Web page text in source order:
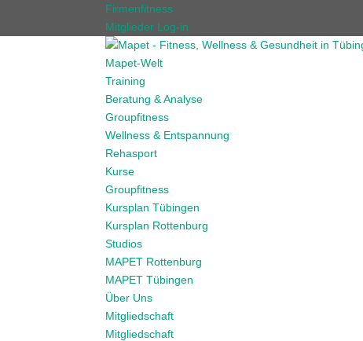
Firmenfitness
Mitglieder Log-in
Mapet-Welt
Training
Beratung & Analyse
Groupfitness
Wellness & Entspannung
Rehasport
Kurse
Groupfitness
Kursplan Tübingen
Kursplan Rottenburg
Studios
MAPET Rottenburg
MAPET Tübingen
Über Uns
Mitgliedschaft
Mitgliedschaft